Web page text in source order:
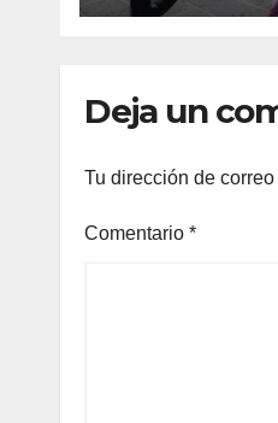
Deja un
Tu dirección de
Comentario *